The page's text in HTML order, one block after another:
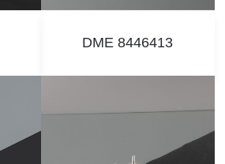
DME 8446413